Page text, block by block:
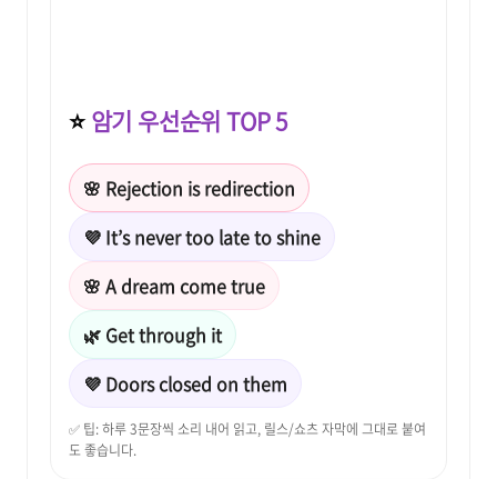
⭐암기 우선순위 TOP 5
🌸 Rejection is redirection
💜 It’s never too late to shine
🌸 A dream come true
🌿 Get through it
💜 Doors closed on them
✅ 팁: 하루 3문장씩 소리 내어 읽고, 릴스/쇼츠 자막에 그대로 붙여
도 좋습니다.